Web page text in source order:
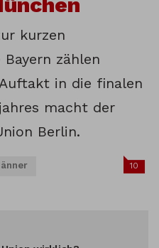
kurzen
zählen
in die finalen
macht der
Berlin.
10